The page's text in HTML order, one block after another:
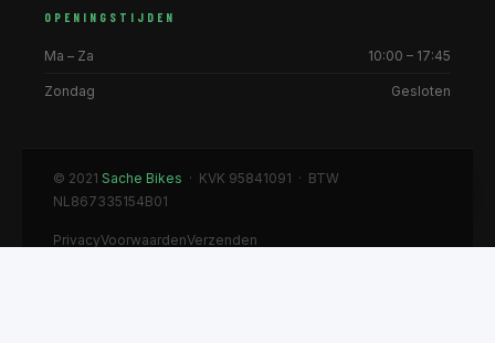
OPENINGSTIJDEN
Ma – Za 10:00 – 17:45
Zondag Gesloten
© 2021 Sache Bikes · KVK 95841091 · BTW
NL867335154B01
PrivacyVoorwaardenVerzenden